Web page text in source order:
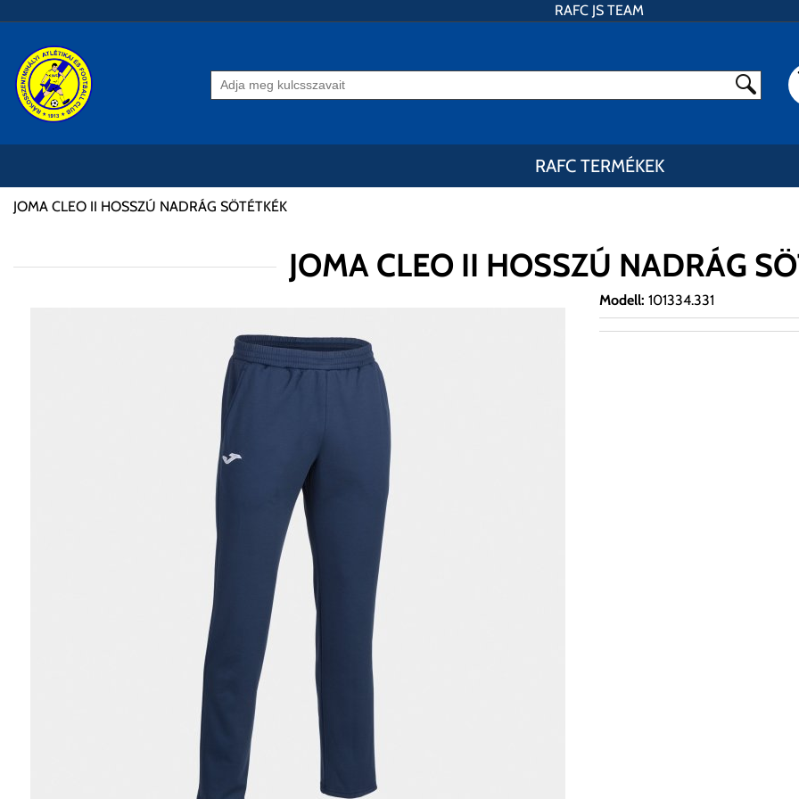
RAFC JS TEAM
RAFC TERMÉKEK
JOMA CLEO II HOSSZÚ NADRÁG SÖTÉTKÉK
JOMA CLEO II HOSSZÚ NADRÁG
Modell: 101334.331